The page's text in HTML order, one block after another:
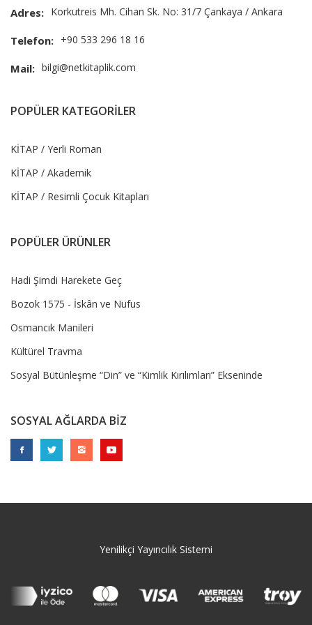
Adres: Korkutreis Mh. Cihan Sk. No: 31/7 Çankaya / Ankara
Telefon: +90 533 296 18 16
Mail: bilgi@netkitaplik.com
POPÜLER KATEGORİLER
KİTAP / Yerli Roman
KİTAP / Akademik
KİTAP / Resimli Çocuk Kitapları
POPÜLER ÜRÜNLER
Hadi Şimdi Harekete Geç
Bozok 1575 - İskân ve Nüfus
Osmancık Manileri
Kültürel Travma
Sosyal Bütünleşme “Din” ve “Kimlik Kırılımları” Ekseninde
SOSYAL AĞLARDA BİZ
Yenilikçi Yayıncılık Sistemi